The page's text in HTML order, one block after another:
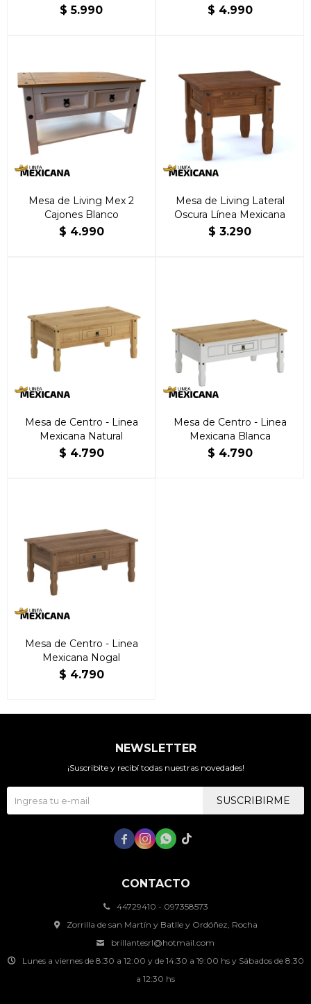
$ 5.990 $ 4.990
Mesa de Living Mex 2
Cajones Blanco
$ 4.990
Mesa de Living Lateral
Oscura Línea Mexicana
$ 3.290
Mesa de Centro - Linea
Mexicana Natural
$ 4.790
Mesa de Centro - Linea
Mexicana Blanca
$ 4.790
Mesa de Centro - Linea
Mexicana Nogal
$ 4.790
CONTACTO
44729410 - 097358573
Zorrilla de san Martín y Batlle y Ordóñez, Rocha
brillantesrl@hotmail.com
Lunes a viernes de 8:30 a 12:00 y de 14:30 a 19:00 hs y Sábados de 8:30
a 12:30 hs
NEWSLETTER
¡Suscribite y recibí todas nuestras novedades!
SUSCRIBIRME
   